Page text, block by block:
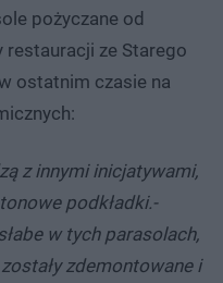
pożyczane od
ze Starego
ostatnim czasie na
z innymi inicjatywami,
podkładki.-
w tych parasolach,
zdemontowane i